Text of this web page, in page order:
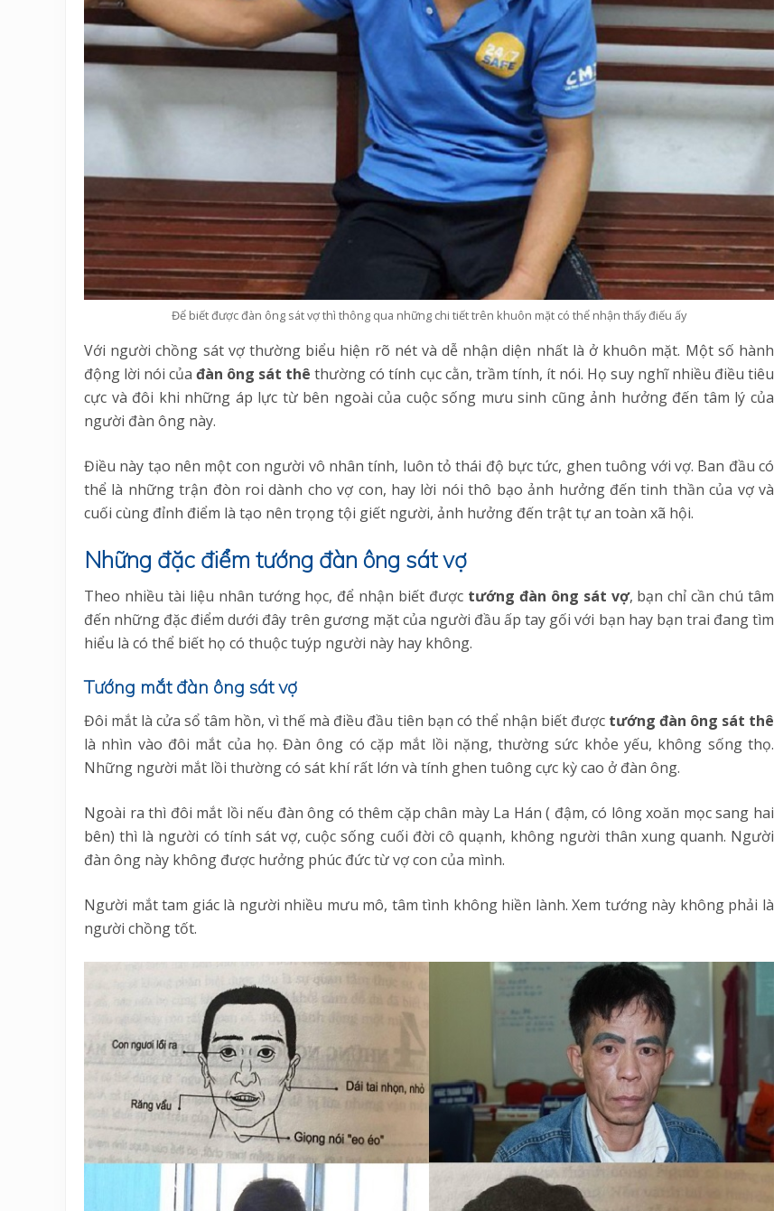
Để biết được đàn ông sát vợ thì thông qua những chi tiết trên khuôn mặt có thể nhận thấy điếu ấy
Với người chồng sát vợ thường biểu hiện rõ nét và dễ nhận diện nhất là ở khuôn mặt. Một số hành
động lời nói củađàn ông sát thê thường có tính cục cằn, trầm tính, ít nói. Họ suy nghĩ nhiều điều tiêu
cực và đôi khi những áp lực từ bên ngoài của cuộc sống mưu sinh cũng ảnh hưởng đến tâm lý của
người đàn ông này.
Điều này tạo nên một con người vô nhân tính, luôn tỏ thái độ bực tức, ghen tuông với vợ. Ban đầu có
thể là những trận đòn roi dành cho vợ con, hay lời nói thô bạo ảnh hưởng đến tinh thần của vợ và
cuối cùng đỉnh điểm là tạo nên trọng tội giết người, ảnh hưởng đến trật tự an toàn xã hội.
Những đặc điểm tướng đàn ông sát vợ
Theo nhiều tài liệu nhân tướng học, để nhận biết được tướng đàn ông sát vợ, bạn chỉ cần chú tâm
đến những đặc điểm dưới đây trên gương mặt của người đầu ấp tay gối với bạn hay bạn trai đang tìm
hiểu là có thể biết họ có thuộc tuýp người này hay không.
Tướng mắt đàn ông sát vợ
Đôi mắt là cửa sổ tâm hồn, vì thế mà điều đầu tiên bạn có thể nhận biết đượctướng đàn ông sát thê
là nhìn vào đôi mắt của họ. Đàn ông có cặp mắt lồi nặng, thường sức khỏe yếu, không sống thọ.
Những người mắt lồi thường có sát khí rất lớn và tính ghen tuông cực kỳ cao ở đàn ông.
Ngoài ra thì đôi mắt lồi nếu đàn ông có thêm cặp chân mày La Hán ( đậm, có lông xoăn mọc sang hai
bên) thì là người có tính sát vợ, cuộc sống cuối đời cô quạnh, không người thân xung quanh. Người
đàn ông này không được hưởng phúc đức từ vợ con của mình.
Người mắt tam giác là người nhiều mưu mô, tâm tình không hiền lành. Xem tướng này không phải là
người chồng tốt.